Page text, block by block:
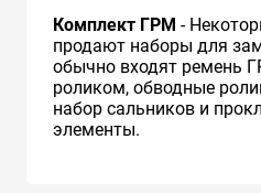
Комплект ГРМ -
продают наборы для
обычно входят ремень
роликом, обводные
набор сальников и
элементы.